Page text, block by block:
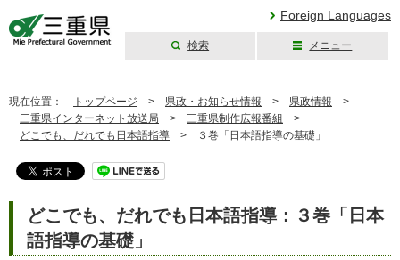
Foreign Languages
検索 メニュー
現在位置： トップページ > 県政・お知らせ情報 > 県政情報 >
三重県インターネット放送局 > 三重県制作広報番組
>
どこでも、だれでも日本語指導 > ３巻「日本語指導の基礎」
どこでも、だれでも日本語指導：３巻「日本
語指導の基礎」